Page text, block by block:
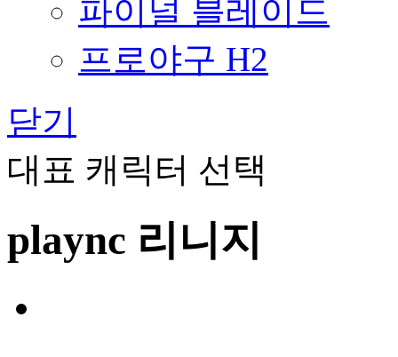
파이널 블레이드
프로야구 H2
닫기
대표 캐릭터 선택
plaync 리니지